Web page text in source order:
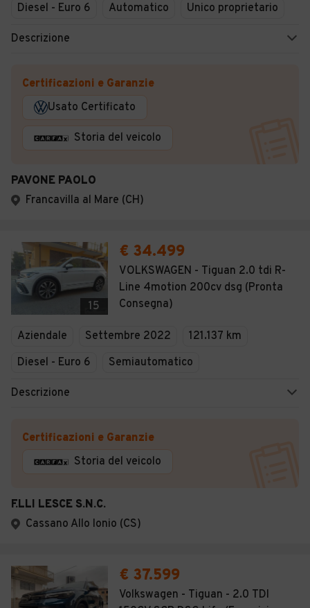
Diesel - Euro 6
Automatico Unico proprietario
Descrizione
Certificazioni e Garanzie
Usato Certificato
Storia del veicolo
PAVONE PAOLO
Francavilla al Mare (CH)
15
€ 34.499
VOLKSWAGEN - Tiguan 2.0 tdi R-
Line 4motion 200cv dsg (Pronta
Consegna)
Aziendale Settembre 2022
121.137 km
Diesel - Euro 6
Semiautomatico
Descrizione
Certificazioni e Garanzie
Storia del veicolo
F.LLI LESCE S.N.C.
Cassano Allo Ionio (CS)
€ 37.599
Volkswagen - Tiguan - 2.0 TDI